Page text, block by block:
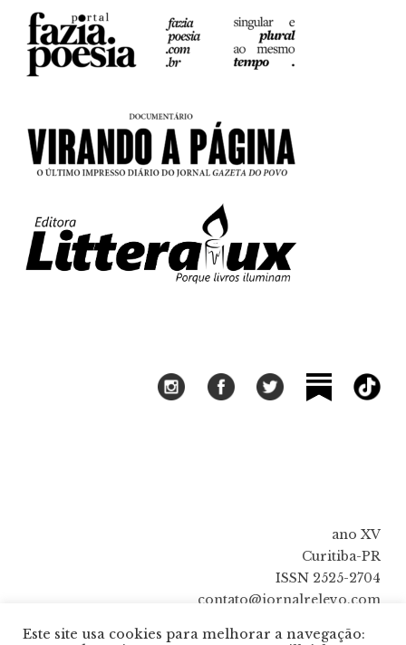
ano XV
Curitiba-PR
ISSN 2525-2704
contato@jornalrelevo.com
Este site usa cookies para melhorar a navegação: